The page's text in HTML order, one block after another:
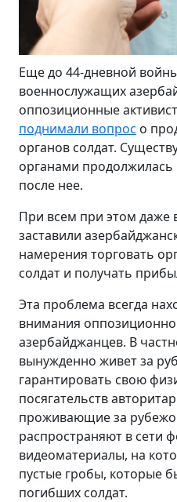
Еще до 44-дневной
военнослужащих
оппозиционные
поднимали вопрос о
органов солдат.
органами
после нее.
При всем при этом даже
заставили
намерения торговать
солдат и получать
Эта проблема всегда
внимания
азербайджанцев. В
вынужденно живет за
гарантировать свою
посягательств
проживающие за
распространяют в сети
видеоматериалы, на
пустые гробы, которые
погибших солдат.